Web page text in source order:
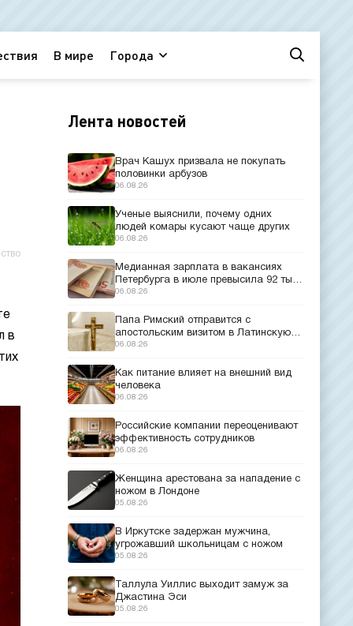
В мире Города
в
Лента новостей
Врач Кашух призвала не покупать
половинки арбузов
06.08.26
Ученые выяснили, почему одних
людей комары кусают чаще других
06.08.26
Медианная зарплата в вакансиях
Петербурга в июле превысила 92 тыс.
рублей
06.08.26
Папа Римский отправится с
апостольским визитом в Латинскую
Америку
06.08.26
Как питание влияет на внешний вид
человека
06.08.26
Российские компании переоценивают
эффективность сотрудников
06.08.26
Женщина арестована за нападение с
ножом в Лондоне
05.08.26
В Иркутске задержан мужчина,
угрожавший школьницам с ножом
05.08.26
Таллула Уиллис выходит замуж за
Джастина Эси
05.08.26